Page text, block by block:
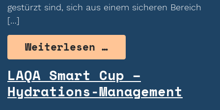
gestürzt sind, sich aus einem sicheren Bereich
[…]
Weiterlesen …from moio.care –
LAQA Smart Cup –
Hydrations-Management